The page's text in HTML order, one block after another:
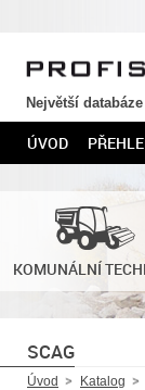
Největší
ÚVOD
KOMUNÁLNÍ
SCAG
Úvod Katalog